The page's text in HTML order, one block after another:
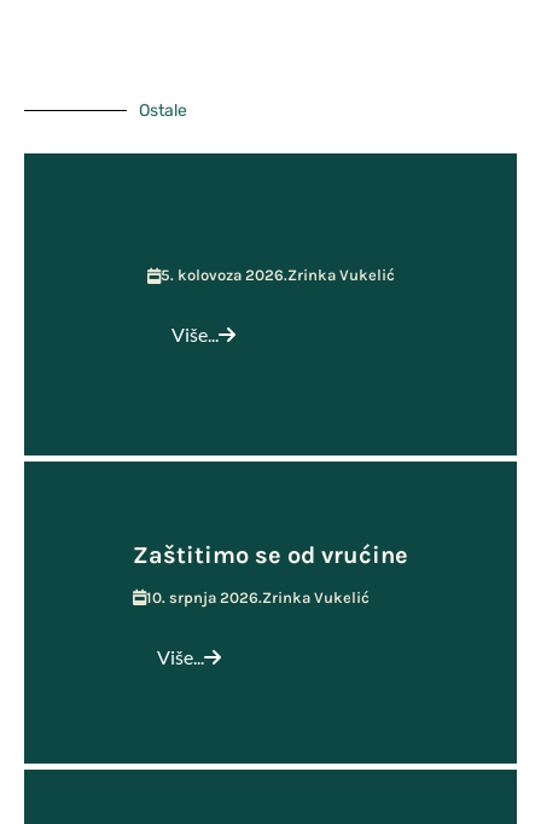
Ostale
5. kolovoza 2026.Zrinka Vukelić
Više...
Zaštitimo se od vrućine
10. srpnja 2026.Zrinka Vukelić
Više...